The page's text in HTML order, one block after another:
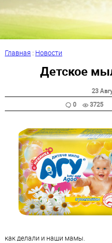
Главная : Новости
Детское
23
0
3725
как делали и наши мамы.